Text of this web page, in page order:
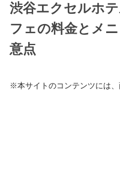
渋谷エクセルホ
フェの料金とメ
意点
※本サイトのコンテンツには、